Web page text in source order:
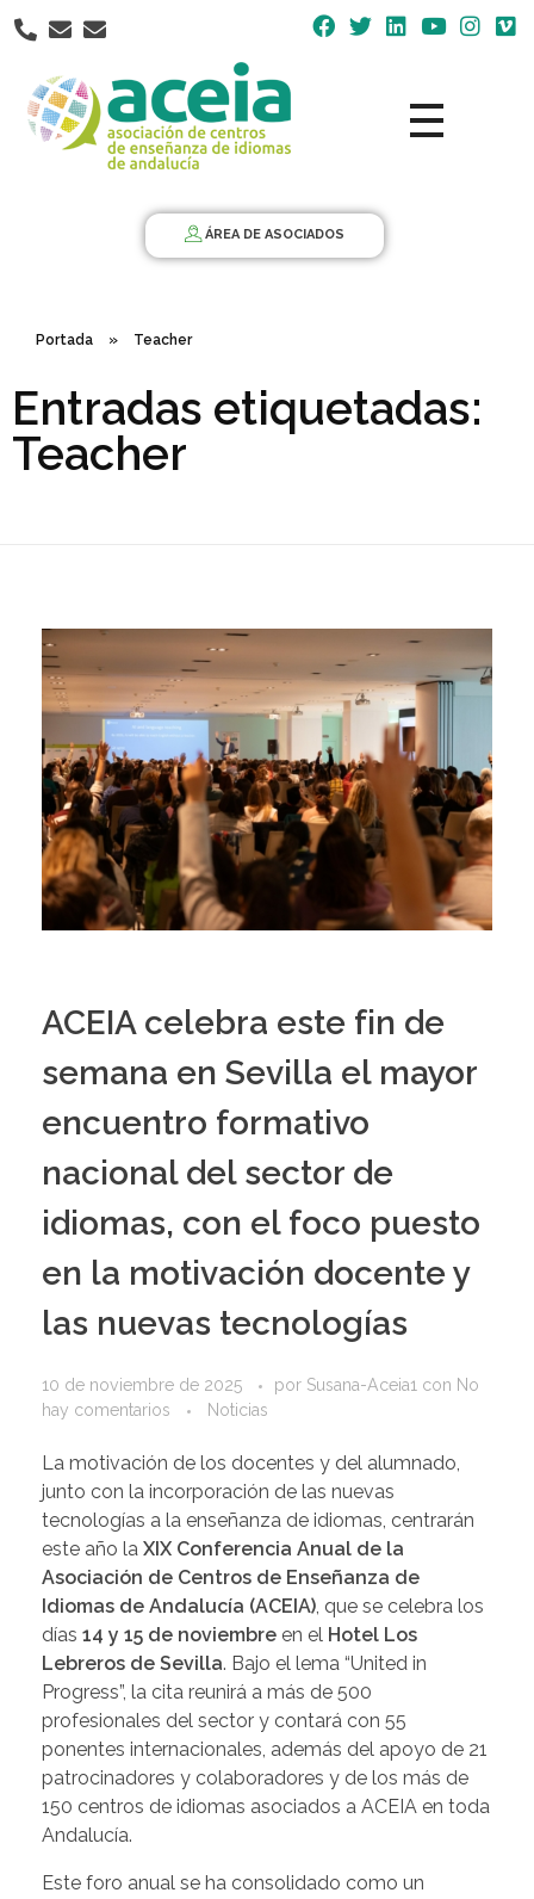
Nota:
este
web
incluye
ÁREA DE ASOCIADOS
Portada » Teacher
Entradas etiquetadas:
Teacher
ACEIA celebra este fin de
semana en Sevilla el mayor
encuentro formativo
nacional del sector de
idiomas, con el foco puesto
en la motivación docente y
las nuevas tecnologías
10 de noviembre de 2025 por Susana-Aceia1 con No
hay comentarios
Noticias
La motivación de los docentes y del alumnado,
junto con la incorporación de las nuevas
tecnologías a la enseñanza de idiomas, centrarán
este año la XIX Conferencia Anual de la
Asociación de Centros de Enseñanza de
Idiomas de Andalucía (ACEIA), que se celebra los
días 14 y 15 de noviembre en el Hotel Los
Lebreros de Sevilla. Bajo el lema “United in
Progress”, la cita reunirá a más de 500
profesionales del sector y contará con 55
ponentes internacionales, además del apoyo de 21
patrocinadores y colaboradores y de los más de
150 centros de idiomas asociados a ACEIA en toda
Andalucía.
Este foro anual se ha consolidado como un